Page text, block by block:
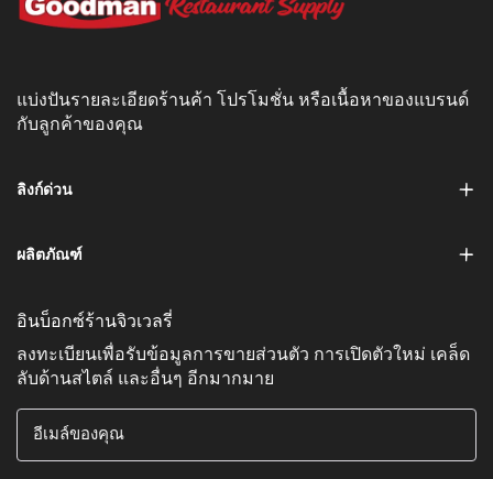
แบ่งปันรายละเอียดร้านค้า โปรโมชั่น หรือเนื้อหาของแบรนด์
กับลูกค้าของคุณ
ลิงก์ด่วน
ผลิตภัณฑ์
อินบ็อกซ์ร้านจิวเวลรี่
ลงทะเบียนเพื่อรับข้อมูลการขายส่วนตัว การเปิดตัวใหม่ เคล็ด
ลับด้านสไตล์ และอื่นๆ อีกมากมาย
อีเมล์ของคุณ